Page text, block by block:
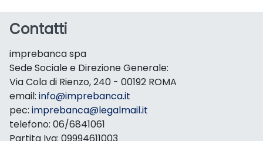
Contatti
imprebanca spa
Sede Sociale e Direzione Generale:
Via Cola di Rienzo, 240 - 00192 ROMA
email: info@imprebanca.it
pec: imprebanca@legalmail.it
telefono: 06/6841061
Partita Iva: 09994611003